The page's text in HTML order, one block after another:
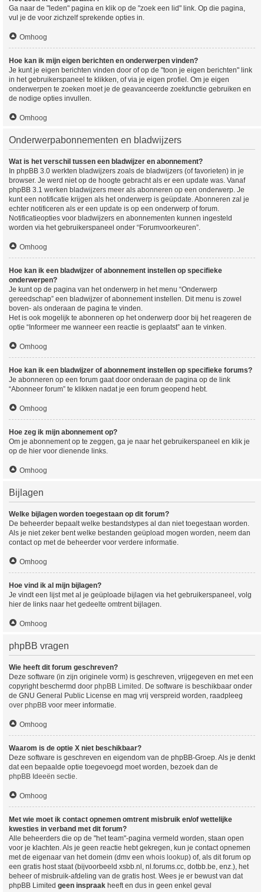
Ga naar de "leden" pagina en klik op de "zoek een lid" link. Op die pagina,
vul je de voor zichzelf sprekende opties in.
Omhoog
Hoe kan ik mijn eigen berichten en onderwerpen vinden?
Je kunt je eigen berichten vinden door of op de "toon je eigen berichten" link
in het gebruikerspaneel te klikken, of via je eigen profiel. Om je eigen
onderwerpen te zoeken moet je de geavanceerde zoekfunctie gebruiken en
de nodige opties invullen.
Omhoog
Onderwerpabonnementen en bladwijzers
Wat is het verschil tussen een bladwijzer en abonnement?
In phpBB 3.0 werkten bladwijzers zoals de bladwijzers (of favorieten) in je
browser. Je werd niet op de hoogte gebracht als er een update was. Vanaf
phpBB 3.1 werken bladwijzers meer als abonneren op een onderwerp. Je
kunt een notificatie krijgen als het onderwerp is geüpdate. Abonneren zal je
echter notificeren als er een update is op een onderwerp of forum.
Notificatieopties voor bladwijzers en abonnementen kunnen ingesteld
worden via het gebruikerspaneel onder “Forumvoorkeuren”.
Omhoog
Hoe kan ik een bladwijzer of abonnement instellen op specifieke
onderwerpen?
Je kunt op de pagina van het onderwerp in het menu “Onderwerp
gereedschap” een bladwijzer of abonnement instellen. Dit menu is zowel
boven- als onderaan de pagina te vinden.
Het is ook mogelijk te abonneren op het onderwerp door bij het reageren de
optie “Informeer me wanneer een reactie is geplaatst” aan te vinken.
Omhoog
Hoe kan ik een bladwijzer of abonnement instellen op specifieke forums?
Je abonneren op een forum gaat door onderaan de pagina op de link
“Abonneer forum” te klikken nadat je een forum geopend hebt.
Omhoog
Hoe zeg ik mijn abonnement op?
Om je abonnement op te zeggen, ga je naar het gebruikerspaneel en klik je
op de hier voor dienende links.
Omhoog
Bijlagen
Welke bijlagen worden toegestaan op dit forum?
De beheerder bepaalt welke bestandstypes al dan niet toegestaan worden.
Als je niet zeker bent welke bestanden geüpload mogen worden, neem dan
contact op met de beheerder voor verdere informatie.
Omhoog
Hoe vind ik al mijn bijlagen?
Je vindt een lijst met al je geüploade bijlagen via het gebruikerspaneel, volg
hier de links naar het gedeelte omtrent bijlagen.
Omhoog
phpBB vragen
Wie heeft dit forum geschreven?
Deze software (in zijn originele vorm) is geschreven, vrijgegeven en met een
copyright beschermd door phpBB Limited . De software is beschikbaar onder
de GNU General Public License en mag vrij verspreid worden, raadpleeg
over phpBB voor meer informatie.
Omhoog
Waarom is de optie X niet beschikbaar?
Deze software is geschreven en eigendom van de phpBB-Groep. Als je denkt
dat een bepaalde optie toegevoegd moet worden, bezoek dan de
phpBB Ideeën sectie.
Omhoog
Met wie moet ik contact opnemen omtrent misbruik en/of wettelijke
kwesties in verband met dit forum?
Alle beheerders die op de "het team"-pagina vermeld worden, staan open
voor je klachten. Als je geen reactie hebt gekregen, kun je contact opnemen
met de eigenaar van het domein (dmv een whois lookup) of, als dit forum op
een gratis host staat (bijvoorbeeld xsbb.nl, nl.forums.cc, dotbb.be, enz.), het
beheer of misbruik-afdeling van de gratis host. Wees je er bewust van dat
phpBB Limited geen inspraak heeft en dus in geen enkel geval